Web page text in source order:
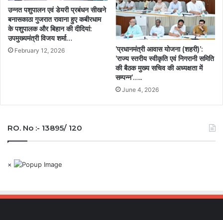
उन्नत पशुपालन एवं डेयरी प्रबंधन सीखने
बनासकाठा गुजरात रावाना हुए कबीरधाम
के पशुपालक और बिहान की दीदियां:
उपमुख्यमंत्री विजय शर्मा…
February 12, 2026
’प्रधानमंत्री आवास योजना (शहरी)’:
’राज्य स्तरीय स्वीकृति एवं निगरानी समिति
की बैठक मुख्य सचिव की अध्यक्षता में
सम्पन्न’…..
June 4, 2026
RO. No :- 13895/ 120
×